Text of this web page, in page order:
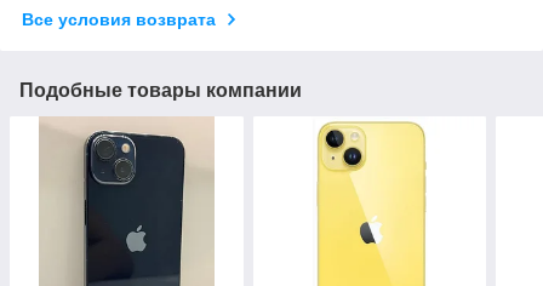
Все условия возврата
Подобные товары компании